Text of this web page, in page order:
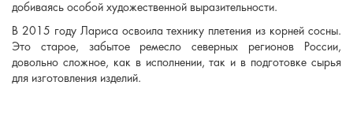
добиваясь особой художественной выразительности.
В 2015 году Лариса освоила технику плетения из корней сосны.
Это старое, забытое ремесло северных регионов России,
довольно сложное, как в исполнении, так и в подготовке сырья
для изготовления изделий.